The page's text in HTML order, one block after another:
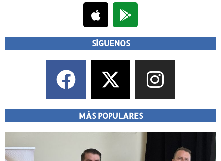
SÍGUENOS
MÁS POPULARES